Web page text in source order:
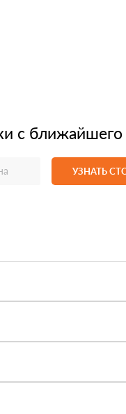
с ближайшего
УЗНАТЬ